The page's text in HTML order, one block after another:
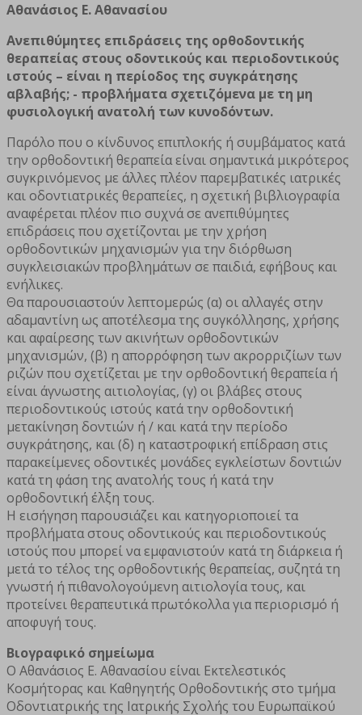
Αθανάσιος Ε. Αθανασίου
Ανεπιθύμητες επιδράσεις της ορθοδοντικής
θεραπείας στους οδοντικούς και περιοδοντικούς
ιστούς – είναι η περίοδος της συγκράτησης
αβλαβής; - προβλήματα σχετιζόμενα με τη μη
φυσιολογική ανατολή των κυνοδόντων.
Παρόλο που ο κίνδυνος επιπλοκής ή συμβάματος κατά
την ορθοδοντική θεραπεία είναι σημαντικά μικρότερος
συγκρινόμενος με άλλες πλέον παρεμβατικές ιατρικές
και οδοντιατρικές θεραπείες, η σχετική βιβλιογραφία
αναφέρεται πλέον πιο συχνά σε ανεπιθύμητες
επιδράσεις που σχετίζονται με την χρήση
ορθοδοντικών μηχανισμών για την διόρθωση
συγκλεισιακών προβλημάτων σε παιδιά, εφήβους και
ενήλικες.
Θα παρουσιαστούν λεπτομερώς (α) οι αλλαγές στην
αδαμαντίνη ως αποτέλεσμα της συγκόλλησης, χρήσης
και αφαίρεσης των ακινήτων ορθοδοντικών
μηχανισμών, (β) η απορρόφηση των ακρορριζίων των
ριζών που σχετίζεται με την ορθοδοντική θεραπεία ή
είναι άγνωστης αιτιολογίας, (γ) οι βλάβες στους
περιοδοντικούς ιστούς κατά την ορθοδοντική
μετακίνηση δοντιών ή / και κατά την περίοδο
συγκράτησης, και (δ) η καταστροφική επίδραση στις
παρακείμενες οδοντικές μονάδες εγκλείστων δοντιών
κατά τη φάση της ανατολής τους ή κατά την
ορθοδοντική έλξη τους.
Η εισήγηση παρουσιάζει και κατηγοριοποιεί τα
προβλήματα στους οδοντικούς και περιοδοντικούς
ιστούς που μπορεί να εμφανιστούν κατά τη διάρκεια ή
μετά το τέλος της ορθοδοντικής θεραπείας, συζητά τη
γνωστή ή πιθανολογούμενη αιτιολογία τους, και
προτείνει θεραπευτικά πρωτόκολλα για περιορισμό ή
αποφυγή τους.
Βιογραφικό σημείωμα
Ο Αθανάσιος Ε. Αθανασίου είναι Εκτελεστικός
Κοσμήτορας και Καθηγητής Ορθοδοντικής στο τμήμα
Οδοντιατρικής της Ιατρικής Σχολής του Ευρωπαϊκού